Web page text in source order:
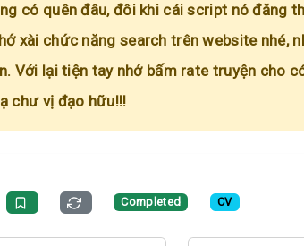
có quên đâu, đôi khi cái script nó đăng
xài chức năng search trên website nhé,
Với lại tiện tay nhớ bấm rate truyện cho
chư vị đạo hữu!!!
Completed CV